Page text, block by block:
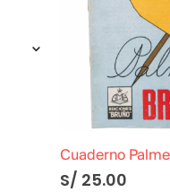
S/ 25.00